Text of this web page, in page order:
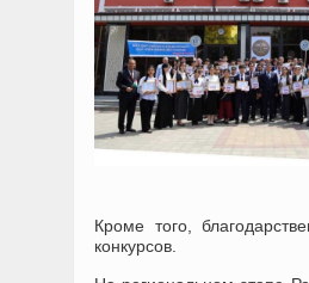
Кроме того,
конкурсов.